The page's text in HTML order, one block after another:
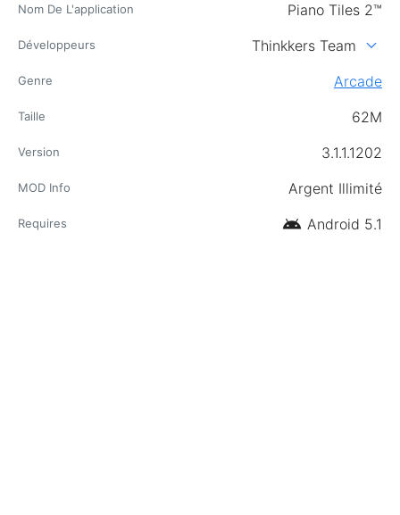
Nom De L'application Piano Tiles 2™
Développeurs Thinkkers Team expand_more
Genre Arcade
Taille 62M
Version 3.1.1.1202
MOD Info Argent Illimité
Requires android Android 5.1